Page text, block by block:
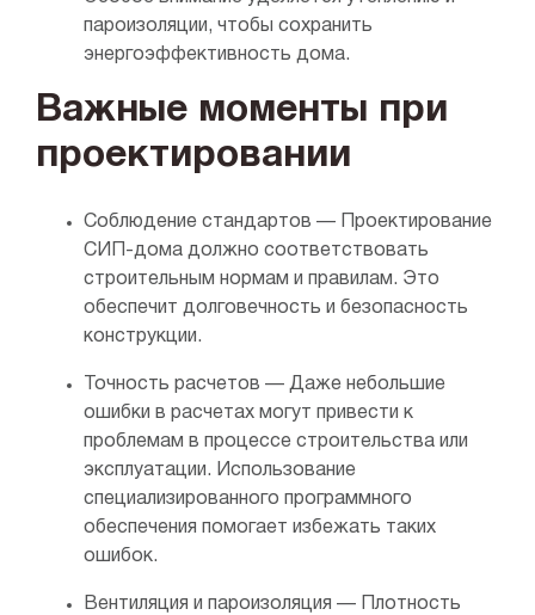
пароизоляции, чтобы сохранить
энергоэффективность дома.
Важные моменты при
проектировании
Соблюдение стандартов — Проектирование
СИП-дома должно соответствовать
строительным нормам и правилам. Это
обеспечит долговечность и безопасность
конструкции.
Точность расчетов — Даже небольшие
ошибки в расчетах могут привести к
проблемам в процессе строительства или
эксплуатации. Использование
специализированного программного
обеспечения помогает избежать таких
ошибок.
Вентиляция и пароизоляция — Плотность